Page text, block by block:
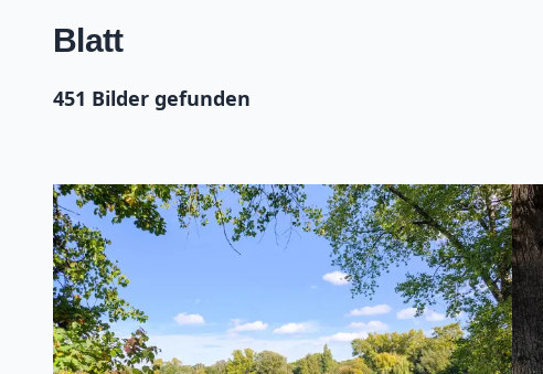
Blatt
451 Bilder gefunden
+
−